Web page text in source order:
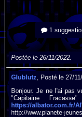
1
Postée le 26/11/2022.
Glublutz , Posté le 27/
Bonjour. Je ne l'ai pas
"Capitaine
https://albator.com.fr/
http://www.planete-